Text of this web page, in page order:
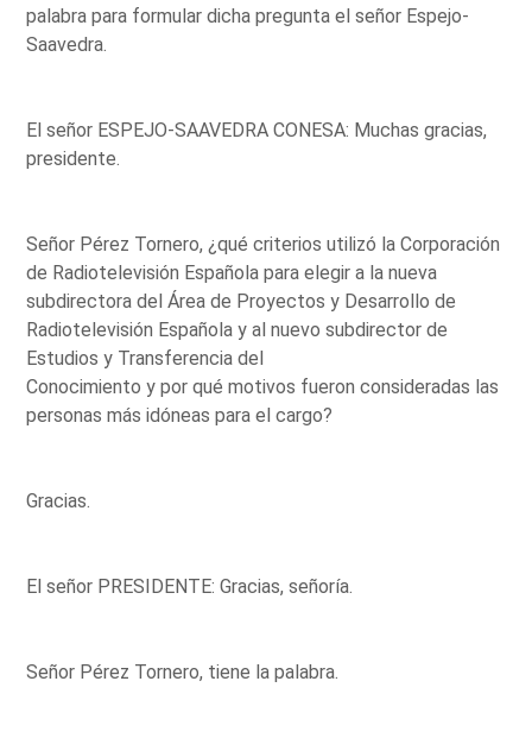
palabra para formular dicha pregunta el señor Espejo-
Saavedra.
El señor ESPEJO-SAAVEDRA CONESA: Muchas gracias,
presidente.
Señor Pérez Tornero, ¿qué criterios utilizó la Corporación
de Radiotelevisión Española para elegir a la nueva
subdirectora del Área de Proyectos y Desarrollo de
Radiotelevisión Española y al nuevo subdirector de
Estudios y Transferencia del
Conocimiento y por qué motivos fueron consideradas las
personas más idóneas para el cargo?
Gracias.
El señor PRESIDENTE: Gracias, señoría.
Señor Pérez Tornero, tiene la palabra.